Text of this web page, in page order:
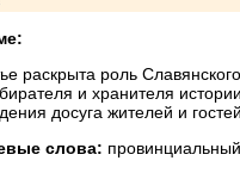
раскрыта роль
и хранителя
досуга жителей и
слова: